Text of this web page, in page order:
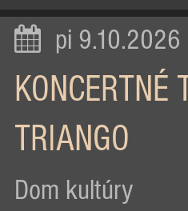
pi 9.10.2026
KONCERTNÉ
TRIANGO
Dom kultúry